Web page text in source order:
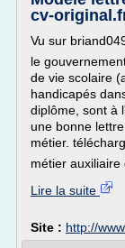
cv-
Vu sur
le
de vie scolaire
handicapés
diplôme, sont à
une bonne
métier.
métier auxiliaire
Lire la suite
Site : http://